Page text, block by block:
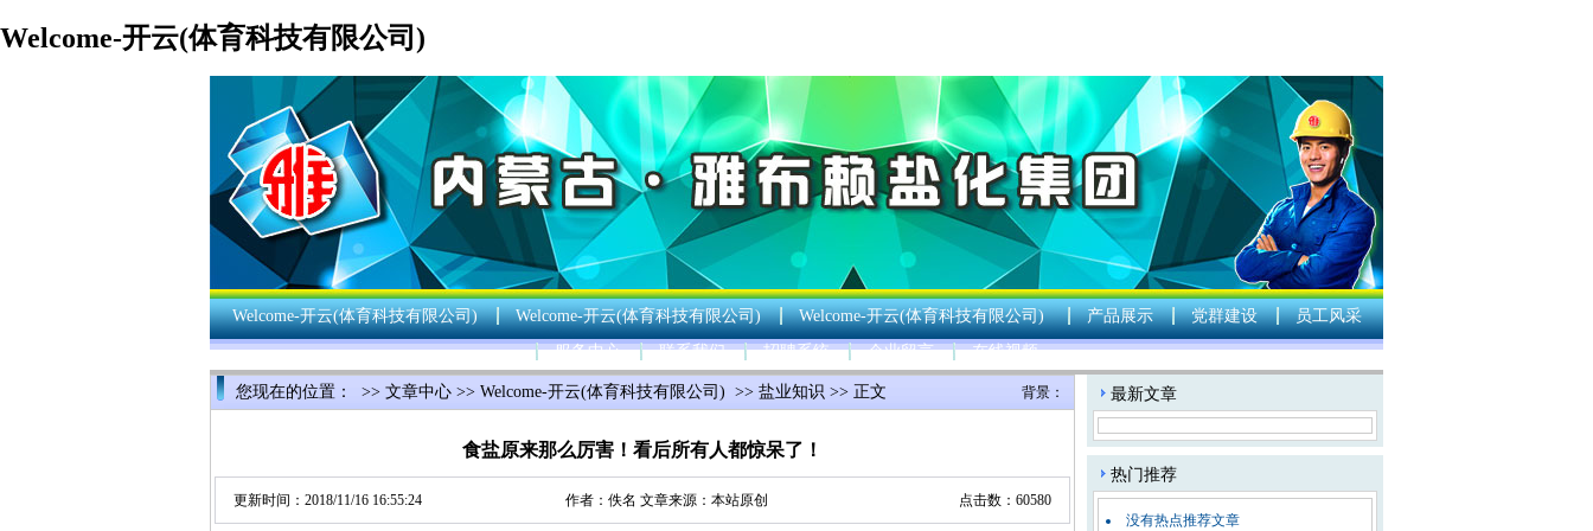
Welcome-开云(体育科技有限公司)
Welcome-开云(体育科技有限公司) Welcome-开云(体育科技有限公司) Welcome-开云(体育科技有限公司) 产品展示 党群建设
员工风采
服务中心
联系我们 招聘系统 企业留言 在线视频
背景：
您现在的位置： >> 文章中心 >> Welcome-开云(体育科技有限公司) >> 盐业知识 >> 正文
食盐原来那么厉害！看后所有人都惊呆了！
更新时间：2018/11/16 16:55:24 作者：佚名 文章来源：本站原创 点击数：60580
最新文章
热门推荐
没有热点推荐文章